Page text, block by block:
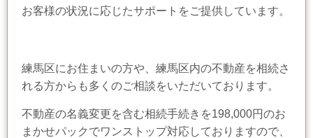
お客様の状況に応じたサポートをご提供しています。
練馬区にお住まいの方や、練馬区内の不動産を相続さ
れる方からも多くのご相談をいただいております。
不動産の名義変更を含む相続手続きを198,000円のお
まかせパックでワンストップ対応しておりますので、